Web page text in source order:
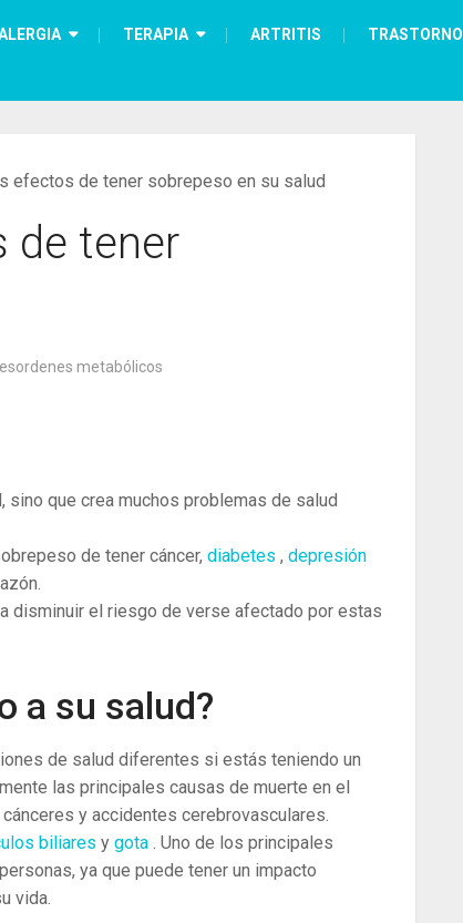
TERAPIA ARTRITIS TRASTORNO
efectos de tener sobrepeso en su salud
de tener
metabólicos
que crea muchos problemas de salud
de tener cáncer, diabetes , depresión
disminuir el riesgo de verse afectado por estas
a su salud?
de salud diferentes si estás teniendo un
las principales causas de muerte en el
y accidentes cerebrovasculares.
biliares y gota . Uno de los principales
ya que puede tener un impacto
vida.